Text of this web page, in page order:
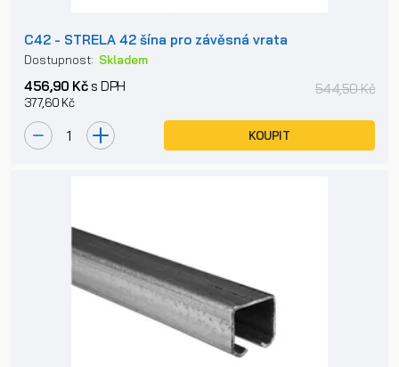
C42 - STRELA 42 šína pro závěsná vrata
Dostupnost: Skladem
456,90 Kčs DPH
377,60 Kč
544,50 Kč
KOUPIT